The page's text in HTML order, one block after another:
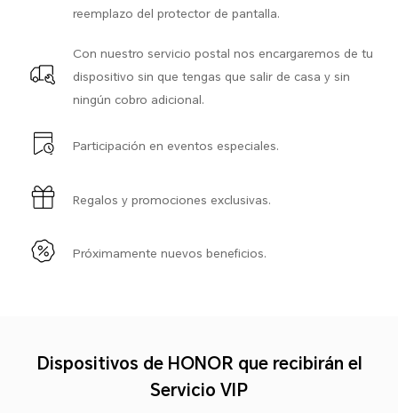
reemplazo del protector de pantalla.
Con nuestro servicio postal nos encargaremos de tu
dispositivo sin que tengas que salir de casa y sin
ningún cobro adicional.
Participación en eventos especiales.
Regalos y promociones exclusivas.
Próximamente nuevos beneficios.
Dispositivos de HONOR que recibirán el
Servicio VIP